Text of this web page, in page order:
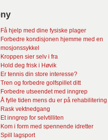
Få hjelp med dine fysiske plager
Forbedre kondisjonen hjemme med en
mosjonssykkel
Kroppen sier selv i fra
Hold deg frisk i Høvik
Er tennis din store interesse?
Tren og forbedre golfspillet ditt
Forbedre utseendet med inngrep
Å fylle tiden mens du er på rehabilitering
Rask vektnedgang
Et inngrep for selvtilliten
Kom i form med spennende idretter
Spill lagsport